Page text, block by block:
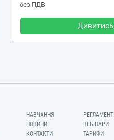
без ПДВ
Дивитись
НАВЧАННЯ
НОВИНИ
КОНТАКТИ
РЕГЛАМЕНТ
ВЕБІНАРИ
ТАРИФИ